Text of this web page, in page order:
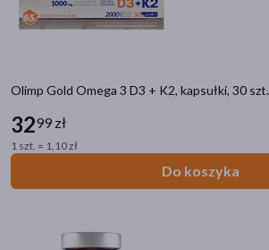
Olimp Gold Omega 3 D3 + K2, kapsułki, 30 szt.
3299 zł
1 szt. = 1,10 zł
Do koszyka